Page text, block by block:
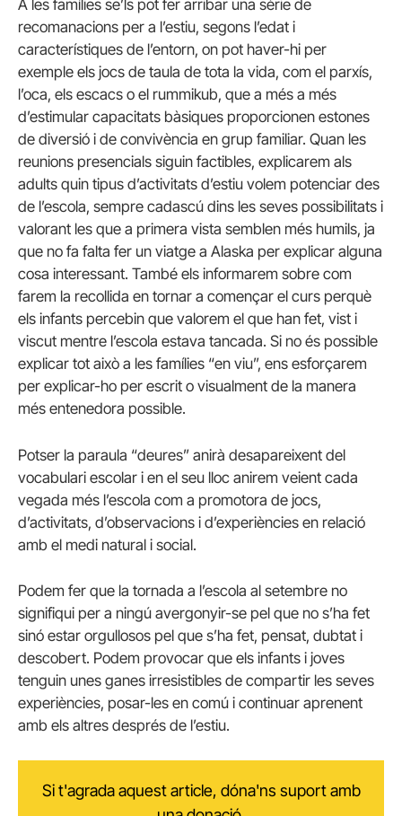
A les famílies se’ls pot fer arribar una sèrie de
recomanacions per a l’estiu, segons l’edat i
característiques de l’entorn, on pot haver-hi per
exemple els jocs de taula de tota la vida, com el parxís,
l’oca, els escacs o el rummikub, que a més a més
d’estimular capacitats bàsiques proporcionen estones
de diversió i de convivència en grup familiar. Quan les
reunions presencials siguin factibles, explicarem als
adults quin tipus d’activitats d’estiu volem potenciar des
de l’escola, sempre cadascú dins les seves possibilitats i
valorant les que a primera vista semblen més humils, ja
que no fa falta fer un viatge a Alaska per explicar alguna
cosa interessant. També els informarem sobre com
farem la recollida en tornar a començar el curs perquè
els infants percebin que valorem el que han fet, vist i
viscut mentre l’escola estava tancada. Si no és possible
explicar tot això a les famílies “en viu”, ens esforçarem
per explicar-ho per escrit o visualment de la manera
més entenedora possible.
Potser la paraula “deures” anirà desapareixent del
vocabulari escolar i en el seu lloc anirem veient cada
vegada més l’escola com a promotora de jocs,
d’activitats, d’observacions i d’experiències en relació
amb el medi natural i social.
Podem fer que la tornada a l’escola al setembre no
signifiqui per a ningú avergonyir-se pel que no s’ha fet
sinó estar orgullosos pel que s’ha fet, pensat, dubtat i
descobert. Podem provocar que els infants i joves
tenguin unes ganes irresistibles de compartir les seves
experiències, posar-les en comú i continuar aprenent
amb els altres després de l’estiu.
Si t'agrada aquest article, dóna'ns suport amb